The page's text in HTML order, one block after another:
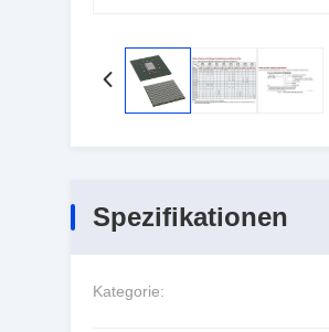
Spezifikationen
Kategorie: